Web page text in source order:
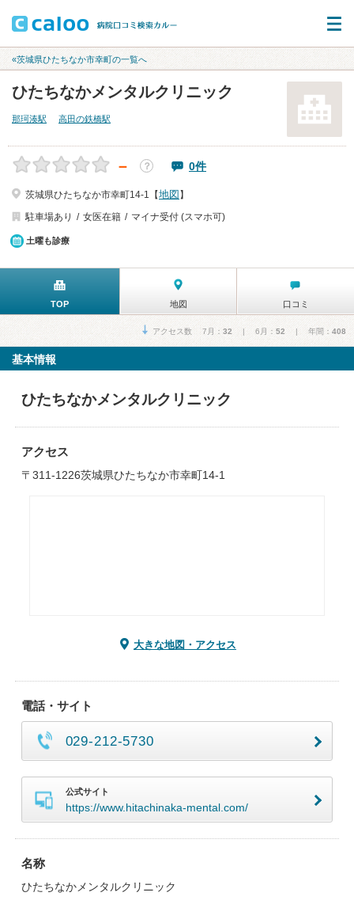
«茨城県ひたちなか市幸町の一覧へ
ひたちなかメンタルクリニック
那珂湊駅 高田の鉄橋駅
－ ？ 0件
茨城県ひたちなか市幸町14-1【地図 】
駐車場あり
女医在籍 マイナ受付 (スマホ可)
土曜も診療
TOP 地図 口コミ
アクセス数 7月： 32 | 6月： 52 | 年間： 408
基本情報
ひたちなかメンタルクリニック
アクセス
〒311-1226茨城県ひたちなか市幸町14-1
大きな地図・アクセス
電話・サイト
029-212-5730
公式サイト
https://www.hitachinaka-mental.com/
名称
ひたちなかメンタルクリニック